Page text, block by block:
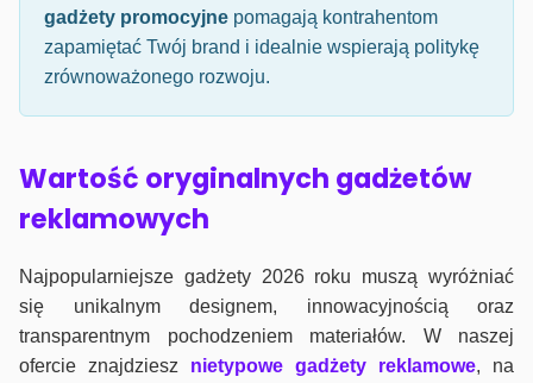
gadżety promocyjne pomagają kontrahentom
zapamiętać Twój brand i idealnie wspierają politykę
zrównoważonego rozwoju.
Wartość oryginalnych gadżetów
reklamowych
Najpopularniejsze gadżety 2026 roku muszą wyróżniać
się unikalnym designem, innowacyjnością oraz
transparentnym pochodzeniem materiałów. W naszej
ofercie znajdziesz nietypowe gadżety reklamowe, na